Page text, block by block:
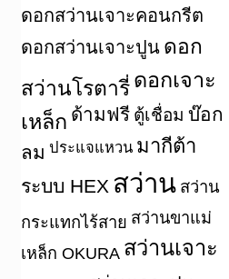
ดอกสว่านเจาะคอนกรีต
ดอกสว่านเจาะปูน ดอก
สว่านโรตารี่ ดอกเจาะ
เหล็ก ด้ามฟรี ตู้เชื่อม บ๊อก
ลม ประแจแหวน มากีต้า
ระบบ HEX สว่าน สว่าน
กระแทกไร้สาย สว่านขาแม่
เหล็ก OKURA สว่านเจาะ